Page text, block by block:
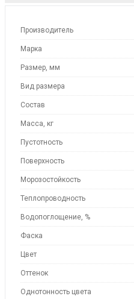
Производитель
Марка
Размер, мм
Вид размера
Состав
Масса, кг
Пустотность
Поверхность
Морозостойкость
Теплопроводность
Водопоглощение, %
Фаска
Цвет
Оттенок
Однотонность цвета